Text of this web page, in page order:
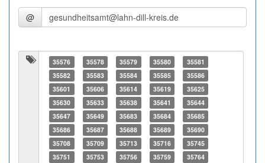
@
35576 35578 35579 35580
35581
35582
35583 35584 35585
35586
35601
35606 35614 35619
35625
35630
35633 35638 35641
35644
35647
35649 35683 35684
35685
35686
35687 35688 35689
35690
35708
35709 35713 35716
35745
35751
35753 35756 35759 35764